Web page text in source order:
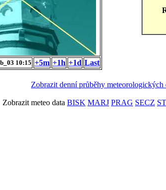
10:15 +5m +1h +1d Last
Zobrazit denní průběhy meteorologických
Zobrazit meteo data BISK MARJ PRAG SECZ